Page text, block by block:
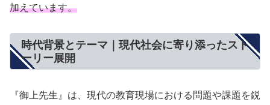
加えています。
時代背景とテーマ｜現代社会に寄り添ったスト
ーリー展開
『御上先生』は、現代の教育現場における問題や課題を鋭